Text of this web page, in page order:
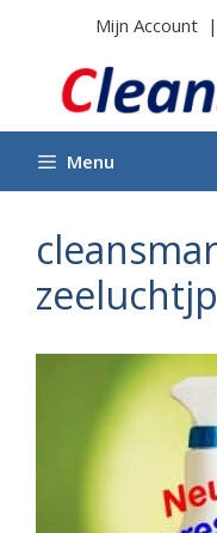
Mijn Account |
Menu